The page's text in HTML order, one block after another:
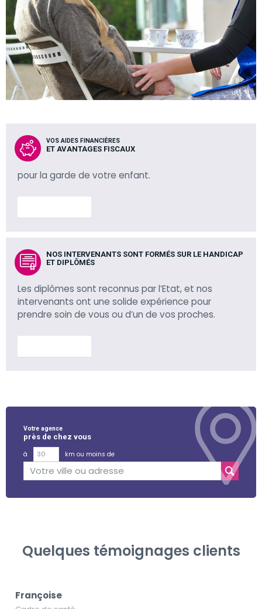
VOS AIDES FINANCIÈRES
ET AVANTAGES FISCAUX
pour la garde de votre enfant.
NOS INTERVENANTS SONT FORMÉS SUR LE HANDICAP
ET DIPLÔMÉS
Les diplômes sont reconnus par l’Etat, et nos
intervenants ont une solide expérience pour
prendre soin de vous ou d’un de vos proches.
Votre agence
près de chez vous
à
km ou moins de
Quelques témoignages clients
Françoise